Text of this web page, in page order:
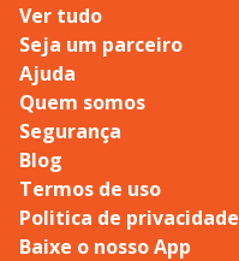
Ver tudo
Seja um parceiro
Ajuda
Quem somos
Segurança
Blog
Termos de uso
Politica de privacidade
Baixe o nosso App